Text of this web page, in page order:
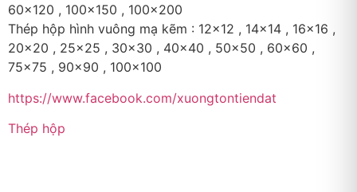
60×120 , 100×150 , 100×200
Thép hộp hình vuông mạ kẽm : 12×12 , 14×14 , 16×16 ,
20×20 , 25×25 , 30×30 , 40×40 , 50×50 , 60×60 ,
75×75 , 90×90 , 100×100
https://www.facebook.com/xuongtontiendat
Thép hộp